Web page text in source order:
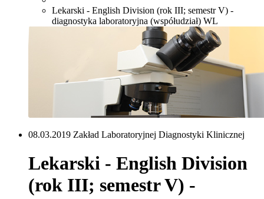
Lekarski - English Division (rok III; semestr V) -
diagnostyka laboratoryjna (współudział) WL
08.03.2019 Zakład Laboratoryjnej Diagnostyki Klinicznej
Lekarski - English Division
(rok III; semestr V) -